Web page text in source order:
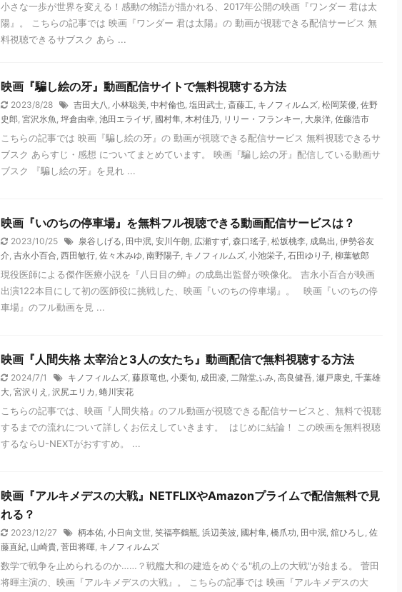
小さな一歩が世界を変える！感動の物語が描かれる、2017年公開の映画『ワンダー 君は太
陽』。 こちらの記事では 映画『ワンダー 君は太陽』の 動画が視聴できる配信サービス 無
料視聴できるサブスク あら ...
映画『騙し絵の牙』動画配信サイトで無料視聴する方法
2023/8/28 吉田大八, 小林聡美, 中村倫也, 塩田武士, 斎藤工, キノフィルムズ, 松岡茉優, 佐野
史郎, 宮沢氷魚, 坪倉由幸, 池田エライザ, 國村隼, 木村佳乃, リリー・フランキー, 大泉洋, 佐藤浩市
こちらの記事では 映画『騙し絵の牙』の 動画が視聴できる配信サービス 無料視聴できるサ
ブスク あらすじ・感想 についてまとめています。 映画『騙し絵の牙』配信している動画サ
ブスク 『騙し絵の牙』を見れ ...
映画『いのちの停車場』を無料フル視聴できる動画配信サービスは？
2023/10/25 泉谷しげる, 田中泯, 安川午朗, 広瀬すず, 森口瑤子, 松坂桃李, 成島出 , 伊勢谷友
介, 吉永小百合, 西田敏行, 佐々木みゆ, 南野陽子, キノフィルムズ, 小池栄子, 石田ゆり子, 柳葉敏郎
現役医師による傑作医療小説を『八日目の蝉』の成島出監督が映像化。 吉永小百合が映画
出演122本目にして初の医師役に挑戦した、映画『いのちの停車場』。 映画『いのちの停
車場』のフル動画を見 ...
映画『人間失格 太宰治と3人の女たち』動画配信で無料視聴する方法
2024/7/1 キノフィルムズ, 藤原竜也, 小栗旬, 成田凌, 二階堂ふみ, 高良健吾, 瀬戸康史 , 千葉雄
大, 宮沢りえ , 沢尻エリカ , 蜷川実花
こちらの記事では、映画『人間失格』のフル動画が視聴できる配信サービスと、無料で視聴
するまでの流れについて詳しくお伝えしていきます。 はじめに結論！ この映画を無料視聴
するならU-NEXTがおすすめ。 ...
映画『アルキメデスの大戦』NETFLIXやAmazonプライムで配信無料で見
れる？
2023/12/27 柄本佑, 小日向文世, 笑福亭鶴瓶, 浜辺美波, 國村隼, 橋爪功, 田中泯, 舘ひろし , 佐
藤直紀, 山崎貴, 菅田将暉, キノフィルムズ
数学で戦争を止められるのか……？戦艦大和の建造をめぐる"机の上の大戦"が始まる。 菅田
将暉主演の、映画『アルキメデスの大戦』。 こちらの記事では 映画『アルキメデスの大